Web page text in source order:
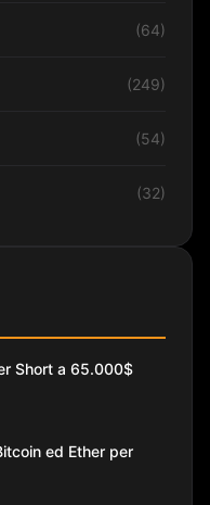
(64)
(249)
(54)
(32)
Short a 65.000$
ed Ether per